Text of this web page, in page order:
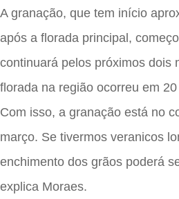
A granação, que tem início
após a florada principal,
continuará pelos próximos dois
florada na região ocorreu em
Com isso, a granação está no
março. Se tivermos veranicos
enchimento dos grãos poderá
explica Moraes.